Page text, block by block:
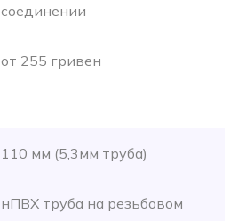
соединении
от 255 гривен
110 мм (5,3мм труба)
нПВХ труба на резьбовом